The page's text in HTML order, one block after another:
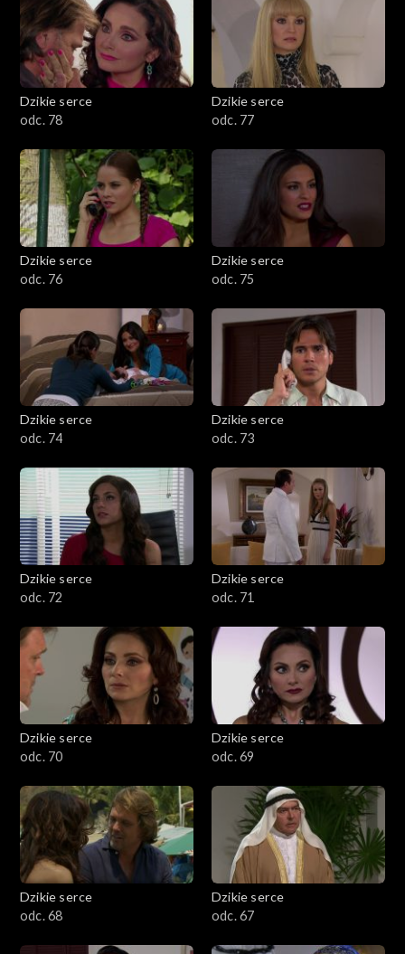
Dzikie serce
odc. 78
Dzikie serce
odc. 77
Dzikie serce
odc. 76
Dzikie serce
odc. 75
Dzikie serce
odc. 74
Dzikie serce
odc. 73
Dzikie serce
odc. 72
Dzikie serce
odc. 71
Dzikie serce
odc. 70
Dzikie serce
odc. 69
Dzikie serce
odc. 68
Dzikie serce
odc. 67